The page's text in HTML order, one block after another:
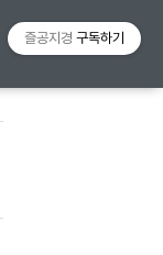
즐공지경 구독하기